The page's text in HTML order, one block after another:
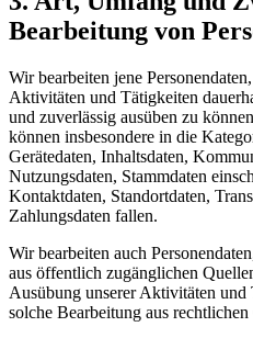
Bearbeitung von
Wir bearbeiten jene
Aktivitäten und Tätig­keiten
und zuverlässig ausüben zu
können insbesondere in die
Gerätedaten, Inhaltsdaten,
Nutzungsdaten, Stammdaten
Kontakt­daten, Standortdaten,
Zahlungs­daten fallen.
Wir bearbeiten auch
aus öffentlich zugänglichen
Ausübung unserer Aktivitäten
solche Bearbeitung aus